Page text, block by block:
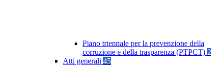
Piano triennale per la prevenzione della
corruzione e della trasparenza (PTPCT) 2
Atti generali 45